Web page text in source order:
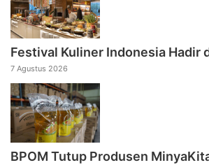
Festival Kuliner Indonesia Hadir
7 Agustus 2026
BPOM Tutup Produsen